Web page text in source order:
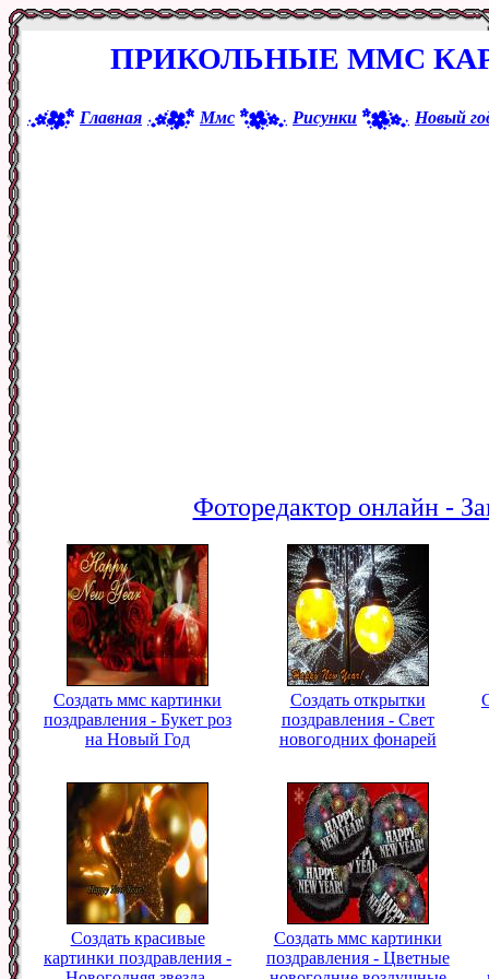
ПРИКОЛЬНЫЕ ММС
Главная Ммс Рисунки Новый
Фоторедактор онлайн -
Создать ммс картинки
поздравления - Букет роз
на Новый Год
Создать открытки
поздравления - Свет
новогодних фонарей
Создать красивые
картинки поздравления -
Создать ммс картинки
поздравления - Цветные